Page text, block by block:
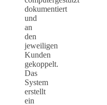
dokumentiert
und
an
den
jeweiligen
Kunden
gekoppelt.
Das
System
erstellt
ein